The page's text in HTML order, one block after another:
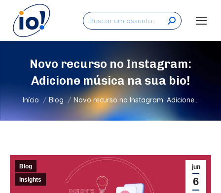
Search:
Novo recurso no Instagram:
Adicione música na sua bio!
Você está aqui:
Início Blog Novo recurso no Instagram: Adicione…
jun
6
Blog
Insights